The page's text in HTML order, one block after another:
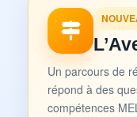
Un parcours de
répond à des
compétences